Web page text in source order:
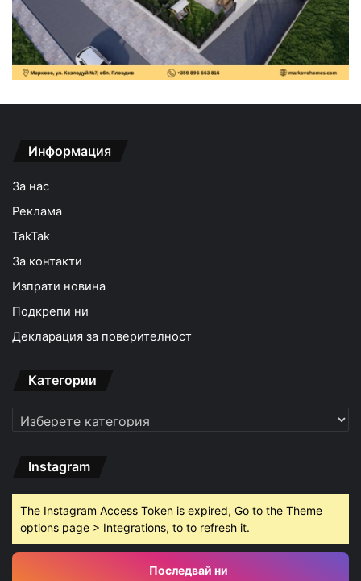
Информация
За нас
Реклама
TakTak
За контакти
Изпрати новина
Подкрепи ни
Декларация за поверителност
Категории
Категории
Instagram
The Instagram Access Token is expired, Go to the Theme
options page > Integrations, to to refresh it.
Последвай ни